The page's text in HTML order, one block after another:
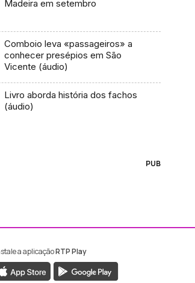
Madeira em setembro
Comboio leva «passageiros» a
conhecer presépios em São
Vicente (áudio)
Livro aborda história dos fachos
(áudio)
PUB
Madeira
RTP Madeira
a aplicaçãoRTP Play